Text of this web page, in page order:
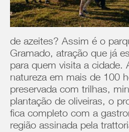
de azeites? Assim é o
Gramado, atração que já
para quem visita a cidade.
natureza em mais de 100
preservada com trilhas,
plantação de oliveiras, o
fica completo com a
região assinada pela